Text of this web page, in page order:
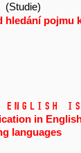
(Studie)
hledání pojmu
ENGLISH
in
languages